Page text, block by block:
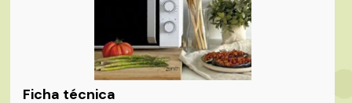
Ficha técnica